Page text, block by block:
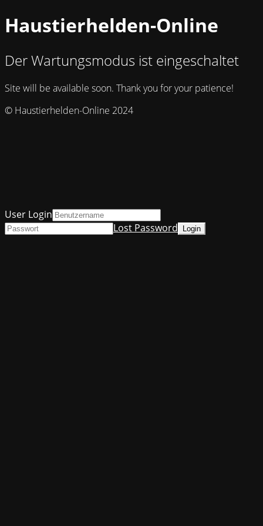
Haustierhelden-Online
Der Wartungsmodus ist eingeschaltet
Site will be available soon. Thank you for your patience!
© Haustierhelden-Online 2024
User Login
Lost Password